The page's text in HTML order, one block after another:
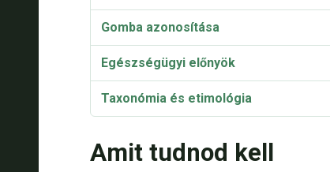
Gomba azonosítása
Egészségügyi előnyök
Taxonómia és etimológia
Amit tudnod kell